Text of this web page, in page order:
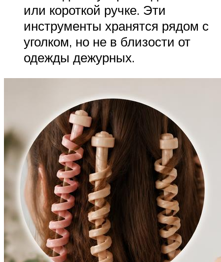
или короткой ручке. Эти
инструменты хранятся рядом с
уголком, но не в близости от
одежды дежурных.